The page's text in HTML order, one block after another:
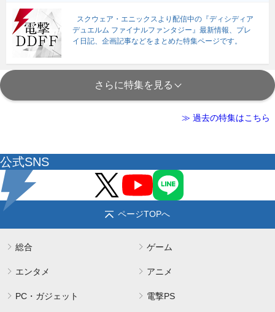
スクウェア・エニックスより配信中の『ディシディア
デュエルム ファイナルファンタジー』最新情報、プレ
イ日記、企画記事などをまとめた特集ページです。
さらに特集を見る
≫ 過去の特集はこちら
公式SNS
ページTOPへ
総合 ゲーム
エンタメ アニメ
PC・ガジェット 電撃PS